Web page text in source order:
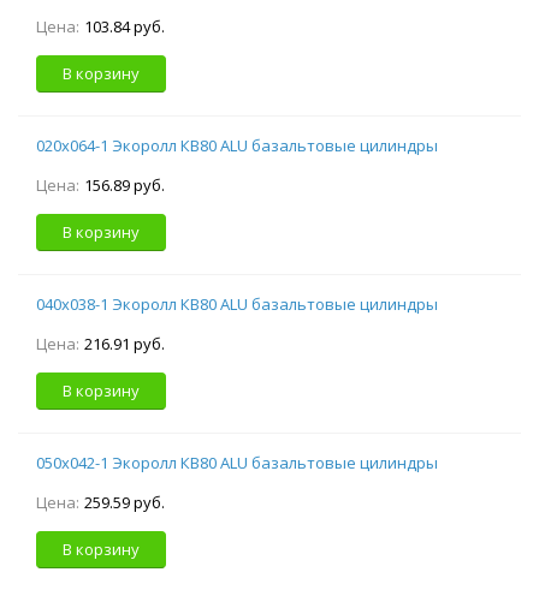
Цена: 103.84 руб.
В корзину
020х064-1 Экоролл КВ80 ALU базальтовые цилиндры
Цена: 156.89 руб.
В корзину
040х038-1 Экоролл КВ80 ALU базальтовые цилиндры
Цена: 216.91 руб.
В корзину
050х042-1 Экоролл КВ80 ALU базальтовые цилиндры
Цена: 259.59 руб.
В корзину